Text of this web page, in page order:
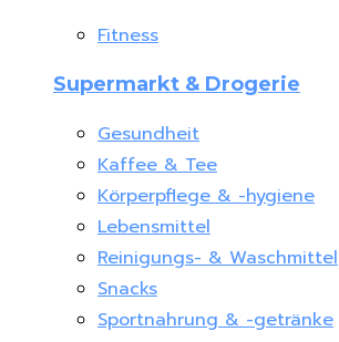
Fitness
Supermarkt & Drogerie
Gesundheit
Kaffee & Tee
Körperpflege & -hygiene
Lebensmittel
Reinigungs- & Waschmittel
Snacks
Sportnahrung & -getränke